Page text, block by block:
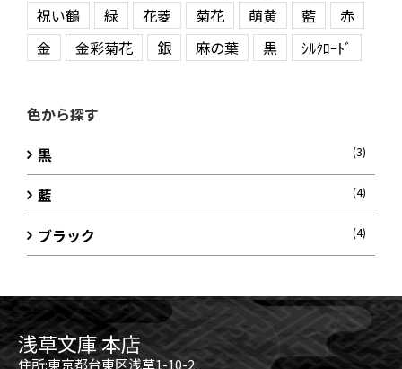
祝い鶴
緑 花菱 菊花 萌黄 藍
赤
金
金彩菊花 銀 麻の葉 黒 ｼﾙｸﾛｰﾄﾞ
色から探す
黒
(3)
藍 (4)
ブラック (4)
浅草文庫 本店
住所:東京都台東区浅草1-10-2